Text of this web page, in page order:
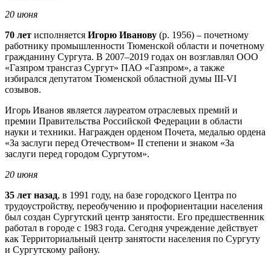
20 июня
70 лет исполняется Игорю Иванову (р. 1956) – почетному
работнику промышленности Тюменской области и почетному
гражданину Сургута. В 2007–2019 годах он возглавлял ООО
«Газпром трансгаз Сургут» ПАО «Газпром», а также
избирался депутатом Тюменской областной думы III-VI
созывов.
Игорь Иванов является лауреатом отраслевых премий и
премии Правительства Российской Федерации в области
науки и техники. Награжден орденом Почета, медалью ордена
«За заслуги перед Отечеством» II степени и знаком «За
заслуги перед городом Сургутом».
20 июня
35 лет назад, в 1991 году, на базе городского Центра по
трудоустройству, переобучению и профориентации населения
был создан Сургутский центр занятости. Его предшественник
работал в городе с 1983 года. Сегодня учреждение действует
как Территориальный центр занятости населения по Сургуту
и Сургутскому району.